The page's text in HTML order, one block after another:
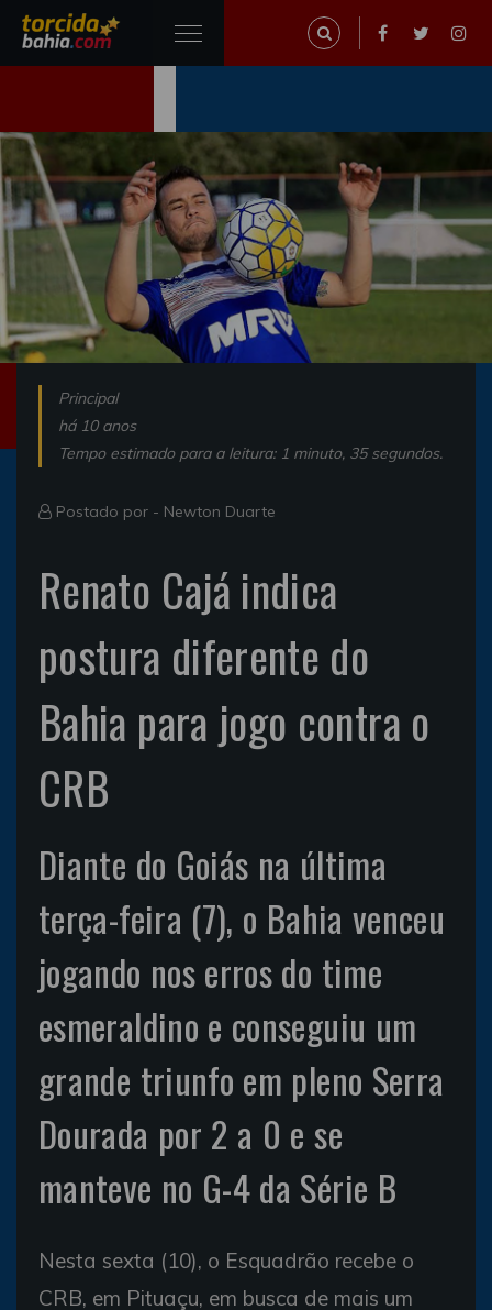
Principal
há 10 anos
Tempo estimado para a leitura: 1 minuto, 35 segundos.
Postado por - Newton Duarte
Renato Cajá indica
postura diferente do
Bahia para jogo contra o
CRB
Diante do Goiás na última
terça-feira (7), o Bahia venceu
jogando nos erros do time
esmeraldino e conseguiu um
grande triunfo em pleno Serra
Dourada por 2 a 0 e se
manteve no G-4 da Série B
Nesta sexta (10), o Esquadrão recebe o
CRB, em Pituaçu, em busca de mais um